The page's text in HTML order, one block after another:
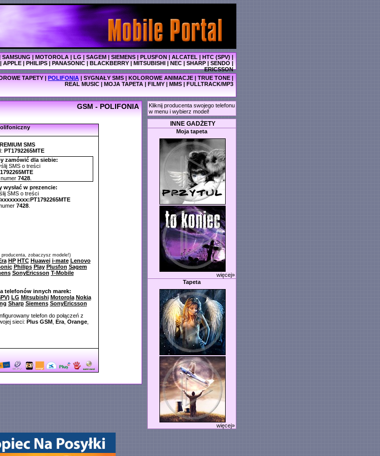
SAMSUNG|MOTOROLA|LG|SAGEM|SIEMENS|PLUSFON|ALCATEL|HTC (SPV)|
APPLE|PHILIPS|PANASONIC|BLACKBERRY|MITSUBISHI|NEC|SHARP|SENDO|
ERICSSON
TAPETY | POLIFONIA | SYGNAŁY SMS | KOLOROWE ANIMACJE | TRUE TONE |
REAL MUSIC | MOJA TAPETA | FILMY | MMS | FULLTRACK/MP3
GSM - POLIFONIA
SMS
PT1792265MTE
zamówić dla siebie:
SMS o treści
7428.
wysłać w prezencie:
SMS o treści
7428.
producenta, zobaczysz modele!)
HP HTC Huawei i-mate Lenovo
Philips Play Plusfon Sagem
SonyEricsson T-Mobile
telefonów innych marek:
LG Mitsubishi Motorola Nokia
Sharp Siemens SonyEricsson
telefon do połączeń z
sieci: Plus GSM, Era, Orange,
Kliknij producenta swojego telefonu
w menu i wybierz model!
INNE GADŻETY
Moja tapeta
więcej»
Tapeta
więcej»